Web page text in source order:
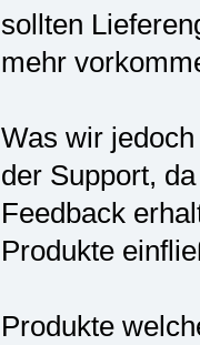
sollten
mehr
Was wir
der Support,
Feedback
Produkte
Produkte